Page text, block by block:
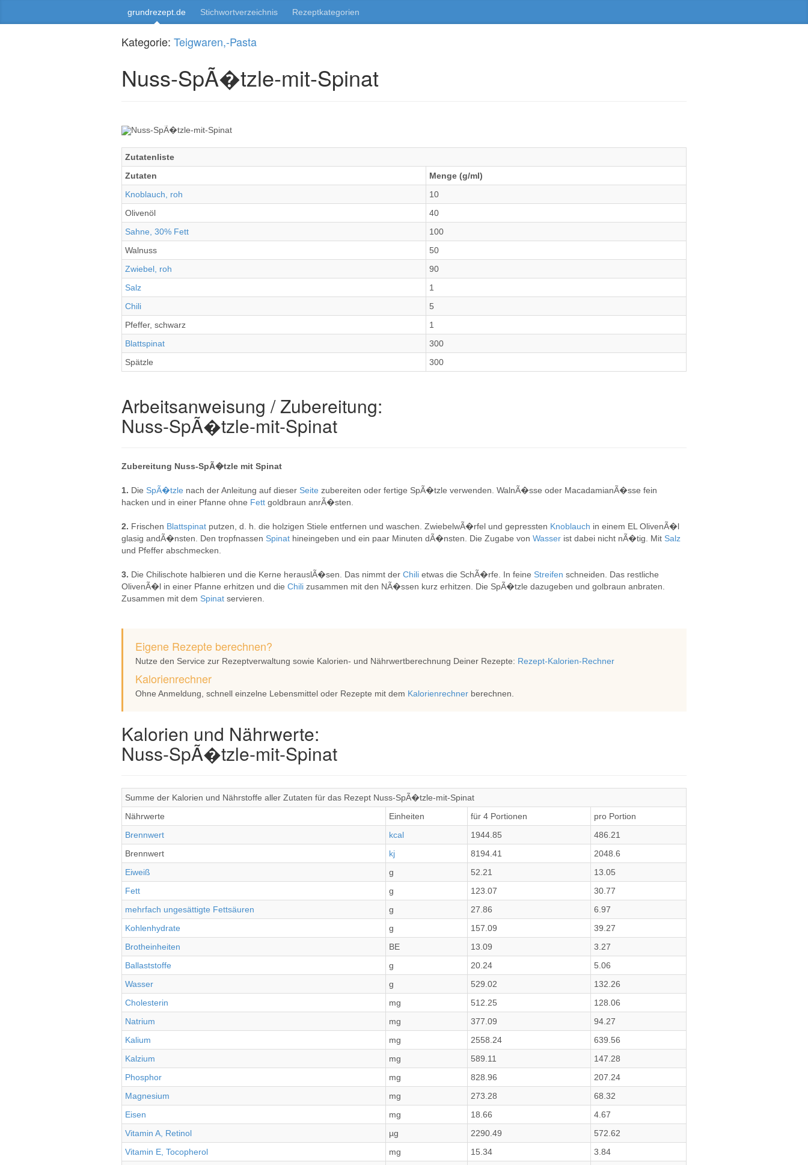
grundrezept.de Stichwortverzeichnis Rezeptkategorien
Kategorie: Teigwaren,-Pasta
Nuss-SpÃ�tzle-mit-Spinat
Zutatenliste
Zutaten
Menge (g/ml)
Knoblauch, roh
10
Olivenöl
40
Sahne, 30% Fett
100
Walnuss
50
Zwiebel, roh
90
Salz
1
Chili
5
Pfeffer, schwarz
1
Blattspinat
300
Spätzle
300
Arbeitsanweisung / Zubereitung:
Nuss-SpÃ�tzle-mit-Spinat
Zubereitung Nuss-SpÃ�tzle mit Spinat
1. Die SpÃ�tzle nach der Anleitung auf dieser Seite zubereiten oder fertige SpÃ�tzle verwenden. WalnÃ�sse oder MacadamianÃ�sse fein
hacken und in einer Pfanne ohne Fett goldbraun anrÃ�sten.
2. Frischen Blattspinat putzen, d. h. die holzigen Stiele entfernen und waschen. ZwiebelwÃ�rfel und gepressten Knoblauch in einem EL OlivenÃ�l
glasig andÃ�nsten. Den tropfnassen Spinat hineingeben und ein paar Minuten dÃ�nsten. Die Zugabe von Wasser ist dabei nicht nÃ�tig. Mit Salz
und Pfeffer abschmecken.
3. Die Chilischote halbieren und die Kerne herauslÃ�sen. Das nimmt der Chili etwas die SchÃ�rfe. In feine Streifen schneiden. Das restliche
OlivenÃ�l in einer Pfanne erhitzen und die Chili zusammen mit den NÃ�ssen kurz erhitzen. Die SpÃ�tzle dazugeben und golbraun anbraten.
Zusammen mit dem Spinat servieren.
Eigene Rezepte berechnen?
Nutze den Service zur Rezeptverwaltung sowie Kalorien- und Nährwertberechnung Deiner Rezepte: Rezept-Kalorien-Rechner
Kalorienrechner
Ohne Anmeldung, schnell einzelne Lebensmittel oder Rezepte mit dem Kalorienrechner berechnen.
Kalorien und Nährwerte:
Nuss-SpÃ�tzle-mit-Spinat
Summe der Kalorien und Nährstoffe aller Zutaten für das Rezept Nuss-SpÃ�tzle-mit-Spinat
Nährwerte
Einheiten für 4 Portionen
pro Portion
Brennwert
kcal 1944.85
486.21
Brennwert
kj 8194.41
2048.6
Eiweiß
g 52.21
13.05
Fett
g 123.07
30.77
mehrfach ungesättigte Fettsäuren
g 27.86
6.97
Kohlenhydrate
g 157.09
39.27
Brotheinheiten
BE 13.09
3.27
Ballaststoffe
g 20.24
5.06
Wasser
g 529.02
132.26
Cholesterin
mg 512.25
128.06
Natrium
mg 377.09
94.27
Kalium
mg 2558.24
639.56
Kalzium
mg 589.11
147.28
Phosphor
mg 828.96
207.24
Magnesium
mg 273.28
68.32
Eisen
mg 18.66
4.67
Vitamin A, Retinol
µg 2290.49
572.62
Vitamin E, Tocopherol
mg 15.34
3.84